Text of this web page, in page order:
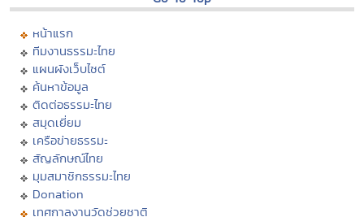
หน้าแรก
ทีมงานธรรมะไทย
แผนผังเว็บไซต์
ค้นหาข้อมูล
ติดต่อธรรมะไทย
สมุดเยี่ยม
เครือข่ายธรรมะ
สัญลักษณ์ไทย
มุมสมาชิกธรรมะไทย
Donation
เทศกาลงานวัดช่วยชาติ